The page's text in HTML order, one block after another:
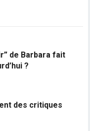
de Barbara fait
?
des critiques